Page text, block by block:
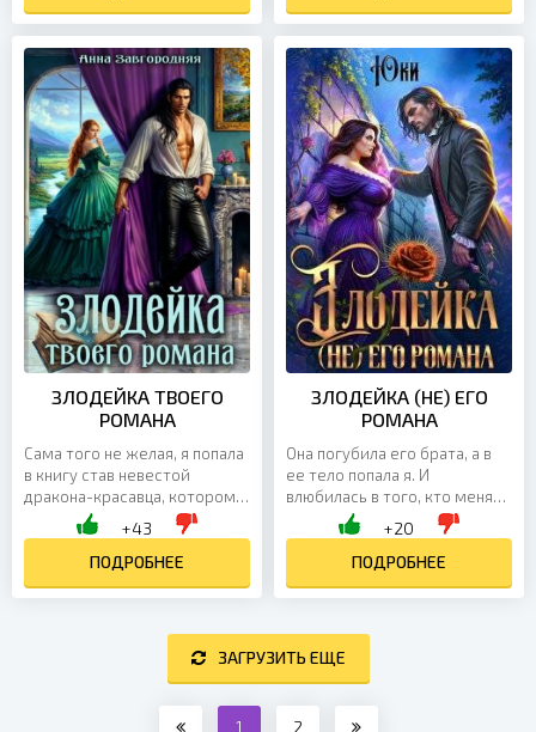
ЗЛОДЕЙКА ТВОЕГО
РОМАНА
Сама того не желая, я попала
в книгу став невестой
дракона-красавца, которому
по сюжету суждено
полюбить другую. Мне же
досталась второстепенная
роль...
+43
ПОДРОБНЕЕ
ЗЛОДЕЙКА (НЕ) ЕГО
РОМАНА
Она погубила его брата, а в
ее тело попала я. И
влюбилась в того, кто меня
ненавидит. Мир вокруг –
точная копия той книги, что я
прочла перед своей...
+20
ПОДРОБНЕЕ
ЗАГРУЗИТЬ ЕЩЕ
1 2